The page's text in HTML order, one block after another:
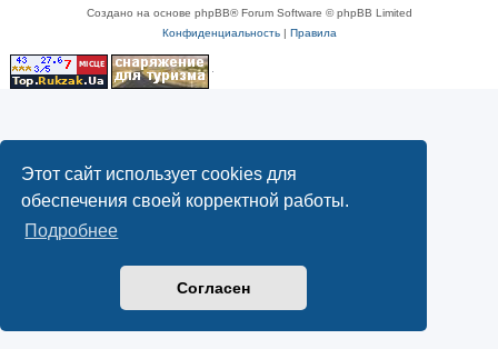
Этот сайт использует cookies для
обеспечения своей корректной работы.
Подробнее
Согласен
Создано на основе phpBB® Forum Software © phpBB Limited
Конфиденциальность| Правила